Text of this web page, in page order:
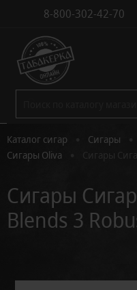
8-800-302-42-70
Каталог сигар Сигары
Сигары Oliva Сигары
Сигары
Blends 3